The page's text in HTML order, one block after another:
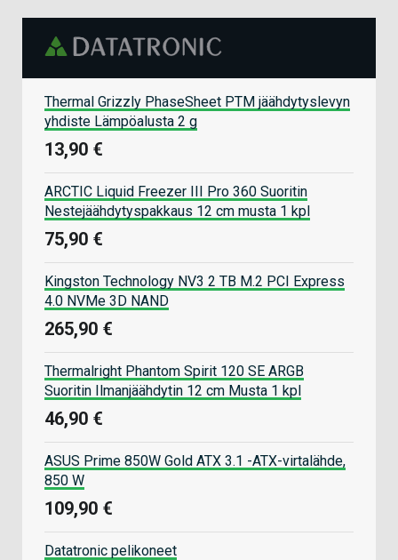
Thermal Grizzly PhaseSheet PTM jäähdytyslevyn
yhdiste Lämpöalusta 2 g
13,90 €
ARCTIC Liquid Freezer III Pro 360 Suoritin
Nestejäähdytyspakkaus 12 cm musta 1 kpl
75,90 €
Kingston Technology NV3 2 TB M.2 PCI Express
4.0 NVMe 3D NAND
265,90 €
Thermalright Phantom Spirit 120 SE ARGB
Suoritin Ilmanjäähdytin 12 cm Musta 1 kpl
46,90 €
ASUS Prime 850W Gold ATX 3.1 -ATX-virtalähde,
850 W
109,90 €
Datatronic pelikoneet